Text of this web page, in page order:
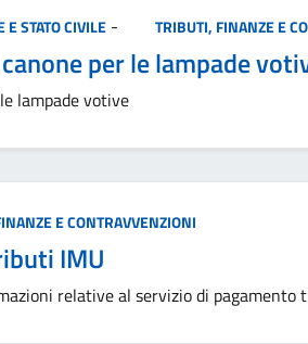
E STATO CIVILE - TRIBUTI, FINANZE E
per le lampade
lampade votive
E CONTRAVVENZIONI
IMU
relative al servizio di pagamento